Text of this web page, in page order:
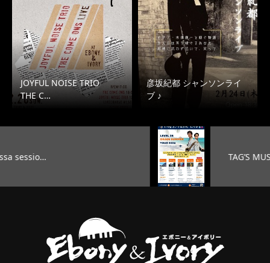
JOYFUL NOISE TRIO
THE C…
彦坂紀都 シャンソンライ
ブ ♪
TAG’S MUSIC LAB LEVEL25 …